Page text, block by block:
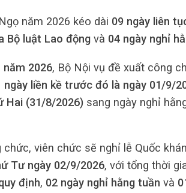
năm 2026 kéo dài 09 ngày liên
Bộ luật Lao động và 04 ngày nghỉ
năm 2026, Bộ Nội vụ đề xuất công
ngày liền kề trước đó là ngày 01/9/
Hai (31/8/2026) sang ngày nghỉ
chức, viên chức sẽ nghỉ lễ Quốc
Tư ngày 02/9/2026, với tổng thời
định, 02 ngày nghỉ hằng tuần và